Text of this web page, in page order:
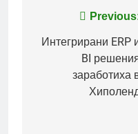
navigation
Интегрирани ERP
BI
заработиха